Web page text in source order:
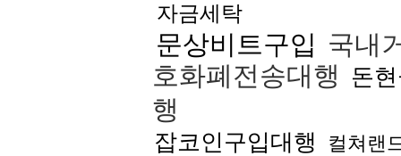
자금세탁
문상비트구입 국내
호화폐전송대행 돈
행
잡코인구입대행 컬쳐랜